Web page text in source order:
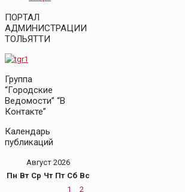
ПОРТАЛ
АДМИНИСТРАЦИИ
ТОЛЬЯТТИ
Группа
“Городские
Ведомости” “В
Контакте”
Календарь
публикаций
Август 2026
Пн Вт Ср Чт Пт Сб Вс
1
2